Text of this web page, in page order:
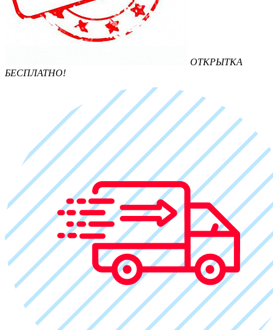
ОТКРЫТКА
БЕСПЛАТНО!